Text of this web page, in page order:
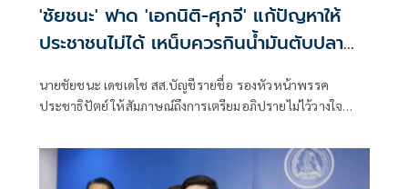
'ชัยชนะ' ฟาด 'เอกนิติ-ศุภจี' แก้ปัญหาให้
ประชาชนไม่ได้ เหน็บควรกินน้ำมันตับปลา
นายชัยชนะ เดชเดโช สส.บัญชีรายชื่อ รองหัวหน้าพรรค
ประชาธิปัตย์ ให้สัมภาษณ์ถึงการเตรียมอภิปรายไม่ไว้วางใจ
ไหร่ที่ฝ่ายค้านมีมติว่ายื่นอภิปรายไม่ไว้วางใจ พรรคร่วมฝ่าย
ค้านก็จะนำเรื่องกลับหารือแต่ละพรรค ยืนยันว่ามีความพร้อม